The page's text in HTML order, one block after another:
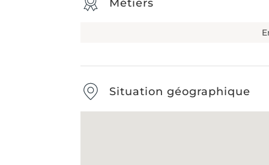
Métiers
Situation géographique